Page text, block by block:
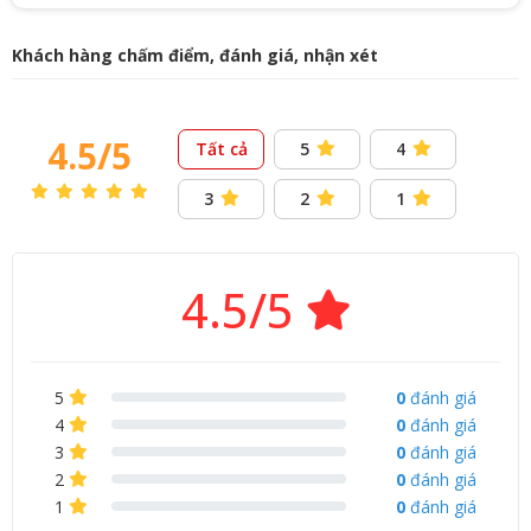
Hệ thốngRGB đa sắchỗ trợ nhiều chế độ ánh sáng khác
Khách hàng chấm điểm, đánh giá, nhận xét
4.5/5 Tất cả 5 4
3 2 1
4.5/5
5 0 đánh giá
4
0 đánh giá
3
0 đánh giá
2
0 đánh giá
1
0 đánh giá